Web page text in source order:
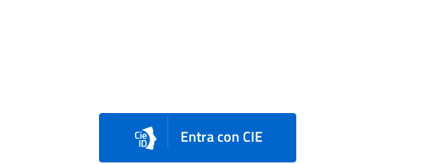
Entra con CIE